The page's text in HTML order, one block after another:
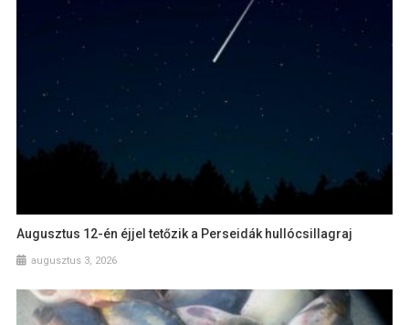
Augusztus 12-én éjjel tetőzik a Perseidák hullócsillagraj
augusztus 3, 2026